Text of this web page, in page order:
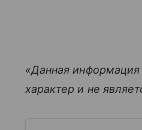
«Данная
характер и не